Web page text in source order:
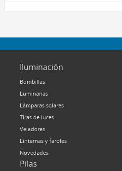
Iluminación
Bombillas
Luminarias
Lámparas solares
Tiras de luces
Veladores
Linternas y faroles
Novedades
Pilas